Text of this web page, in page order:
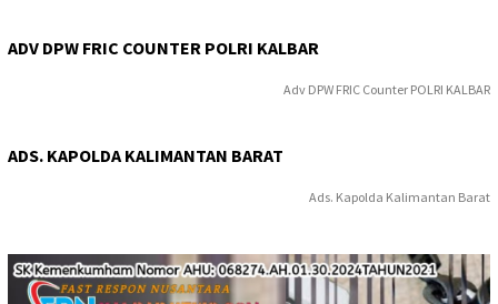
ADV DPW FRIC COUNTER POLRI KALBAR
Adv DPW FRIC Counter POLRI KALBAR
ADS. KAPOLDA KALIMANTAN BARAT
Ads. Kapolda Kalimantan Barat